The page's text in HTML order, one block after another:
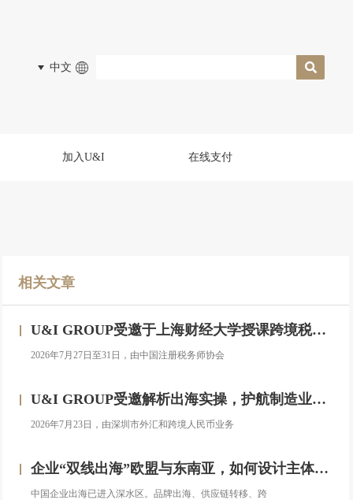
中文
加入U&I 在线支付
相关文章
U&I GROUP受邀于上海财经大学授课跨境税务合规与高净值人群财务税务服务专题研修班
2026年7月27日至31日，由中国注册税务师协会
U&I GROUP受邀解析出海实操，护航制造业企业汇率风险管理
2026年7月23日，由深圳市外汇和跨境人民币业务
企业“双线出海”欧盟与东南亚，如何设计主体架构？——对话汇智集团
中国企业出海已进入深水区。品牌出海、供应链转移、跨